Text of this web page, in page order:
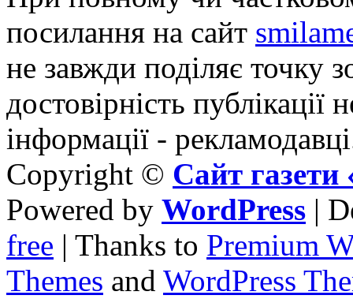
посилання на сайт
не завжди поділяє точку
достовірність публікації
інформації -
Copyright © Сайт
Powered by WordPress |
free | Thanks to Premium
Themes and WordPress